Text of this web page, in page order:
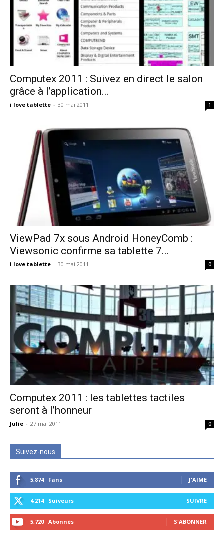
Computex 2011 : Suivez en direct le salon
grâce à l’application...
i love tablette - 30 mai 2011 1
ViewPad 7x sous Android HoneyComb :
Viewsonic confirme sa tablette 7...
i love tablette - 30 mai 2011 0
Computex 2011 : les tablettes tactiles
seront à l’honneur
Julie - 27 mai 2011 0
Suivez-nous
5,874 Fans J'AIME
4,214 Suiveurs SUIVRE
5,720 Abonnés S'ABONNER